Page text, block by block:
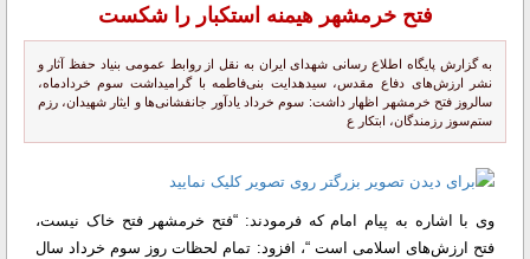
فتح خرمشهر هیمنه استکبار را شکست
به گزارش پایگاه اطلاع رسانی شهدای ایران به نقل از روابط عمومی بنیاد حفظ آثار و
نشر ارزش‌های دفاع مقدس، سیدهدایت بنی‌فاطمه با گرامیداشت سوم خردادماه،
سالروز فتح خرمشهر اظهار داشت: سوم خرداد یادآور جانفشانی‌‌ها و ایثار شهیدان، رزم
ستم‌سوز رزمندگان، ابتکار ع
وی با اشاره به پیام امام که فرمودند: “فتح خرمشهر فتح خاک نیست،
فتح ارزش‌های اسلامی است “، افزود: تمام لحظات روز سوم خرداد سال